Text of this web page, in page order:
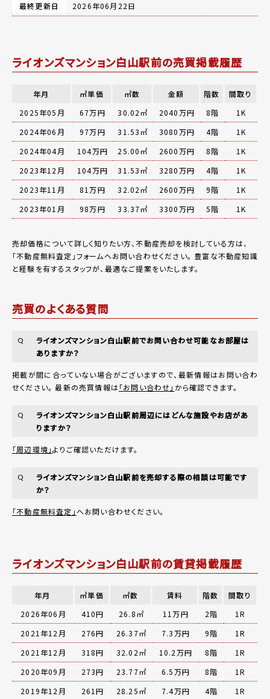
最終更新日
2026年06月22日
ライオンズマンション白山駅前の売買掲載履歴
年月 ㎡単価 ㎡数 金額 階数
間取り
2025年05月
67万円 30.02㎡ 2040万円 8階
1K
2024年06月
97万円 31.53㎡ 3080万円 4階
1K
2024年04月
104万円 25.00㎡ 2600万円 8階
1K
2023年12月
104万円 31.53㎡ 3280万円 4階
1K
2023年11月
81万円 32.02㎡ 2600万円 9階
1K
2023年01月
98万円 33.37㎡ 3300万円 5階 1K
売却価格について詳しく知りたい方、不動産売却を検討している方は、
「不動産無料査定 」フォームへお問い合わせください。 豊富な不動産知識
と経験を有するスタッフが、最適なご提案をいたします。
売買のよくある質問
Q
ライオンズマンション白山駅前でお問い合わせ可能なお部屋は
ありますか？
掲載が間に合っていない場合がございますので、最新情報はお問い合わ
せください。 最新の売買情報は「お問い合わせ」 から確認できます。
Q
ライオンズマンション白山駅前周辺にはどんな施設やお店があ
りますか？
「周辺環境」よりご確認いただけます。
Q
ライオンズマンション白山駅前を売却する際の相談は可能です
か？
「不動産無料査定」へお問い合わせください。
ライオンズマンション白山駅前の賃貸掲載履歴
年月 ㎡単価 ㎡数 賃料 階数
間取り
2026年06月
410円 26.8㎡ 11万円 2階
1R
2021年12月
276円 26.37㎡ 7.3万円 9階
1R
2021年12月
318円 32.02㎡ 10.2万円 8階
1R
2020年09月
273円 23.77㎡ 6.5万円 8階
1R
2019年12月
261円 28.25㎡ 7.4万円 4階
1R